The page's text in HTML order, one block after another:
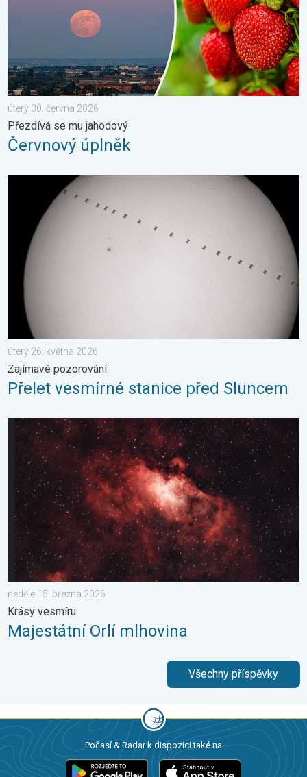
úterý 30. června 2026
Přezdívá se mu jahodový
Červnový úplněk
Přelet vesmírné stanice před Sluncem. Zajímavé pozorování.
úterý 26. května 2026
Zajímavé pozorování
Přelet vesmírné stanice před Sluncem
Majestátní Orlí mlhovina. Krásy vesmíru. . . neděle 15. března
neděle 15. března 2026
Krásy vesmíru
Majestátní Orlí mlhovina
Všechny příspěvky
Počasí & Radar k dispozici také na